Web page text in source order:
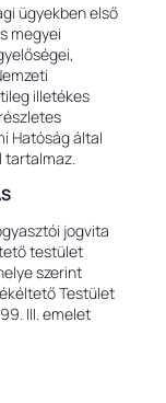
ügyekben első
megyei
illetékes
Hatóság által
jogvita
testület
szerint
Testület
III. emelet